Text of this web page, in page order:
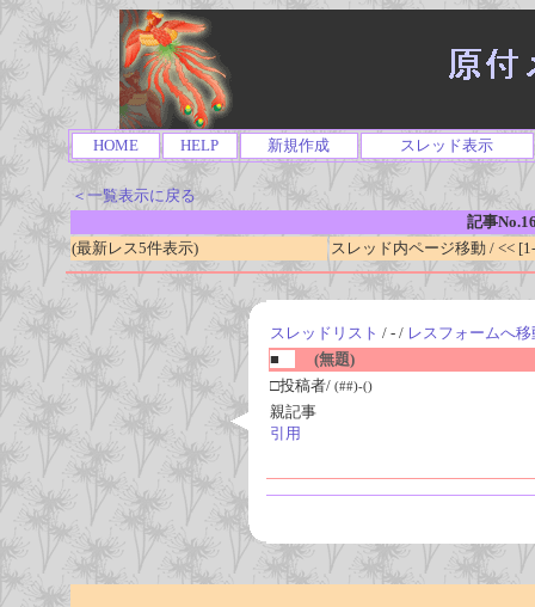
HOME HELP 新規作成 スレッド表示
＜一覧表示に戻る
記事
(最新レス5件表示)
スレッド内ページ移動 / <<
スレッドリスト / - / レスフォームへ移
■
(無題)
□投稿者/ (##)-()
親記事
引用